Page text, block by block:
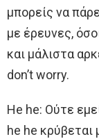
μπορείς να
με έρευνες,
και μάλιστα
don’t worry.
He he: Ούτε
he he κρύβεται